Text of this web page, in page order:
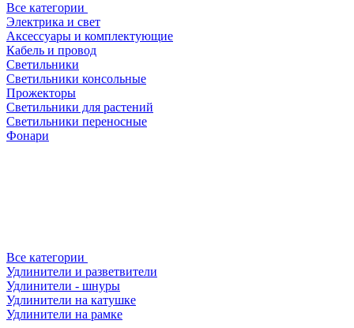
Все категории
Электрика и свет
Аксессуары и комплектующие
Кабель и провод
Светильники
Светильники консольные
Прожекторы
Светильники для растений
Светильники переносные
Фонари
Все категории
Удлинители и разветвители
Удлинители - шнуры
Удлинители на катушке
Удлинители на рамке